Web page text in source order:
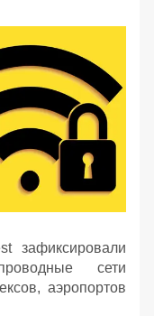
зафиксировали
сети
аэропортов